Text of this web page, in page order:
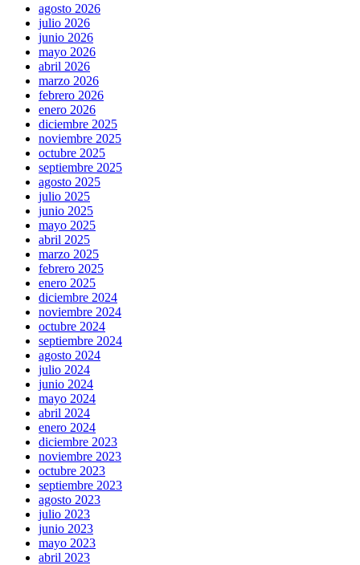
agosto 2026
julio 2026
junio 2026
mayo 2026
abril 2026
marzo 2026
febrero 2026
enero 2026
diciembre 2025
noviembre 2025
octubre 2025
septiembre 2025
agosto 2025
julio 2025
junio 2025
mayo 2025
abril 2025
marzo 2025
febrero 2025
enero 2025
diciembre 2024
noviembre 2024
octubre 2024
septiembre 2024
agosto 2024
julio 2024
junio 2024
mayo 2024
abril 2024
enero 2024
diciembre 2023
noviembre 2023
octubre 2023
septiembre 2023
agosto 2023
julio 2023
junio 2023
mayo 2023
abril 2023